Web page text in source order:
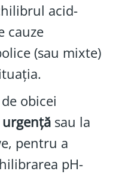
acid-
cauze
(sau mixte)
obicei
sau la
pentru a
pH-